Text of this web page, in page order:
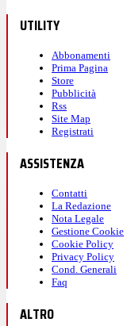
UTILITY
Abbonamenti
Prima Pagina
Store
Pubblicità
Rss
Site Map
Registrati
ASSISTENZA
Contatti
La Redazione
Nota Legale
Gestione Cookie
Cookie Policy
Privacy Policy
Cond. Generali
Faq
ALTRO